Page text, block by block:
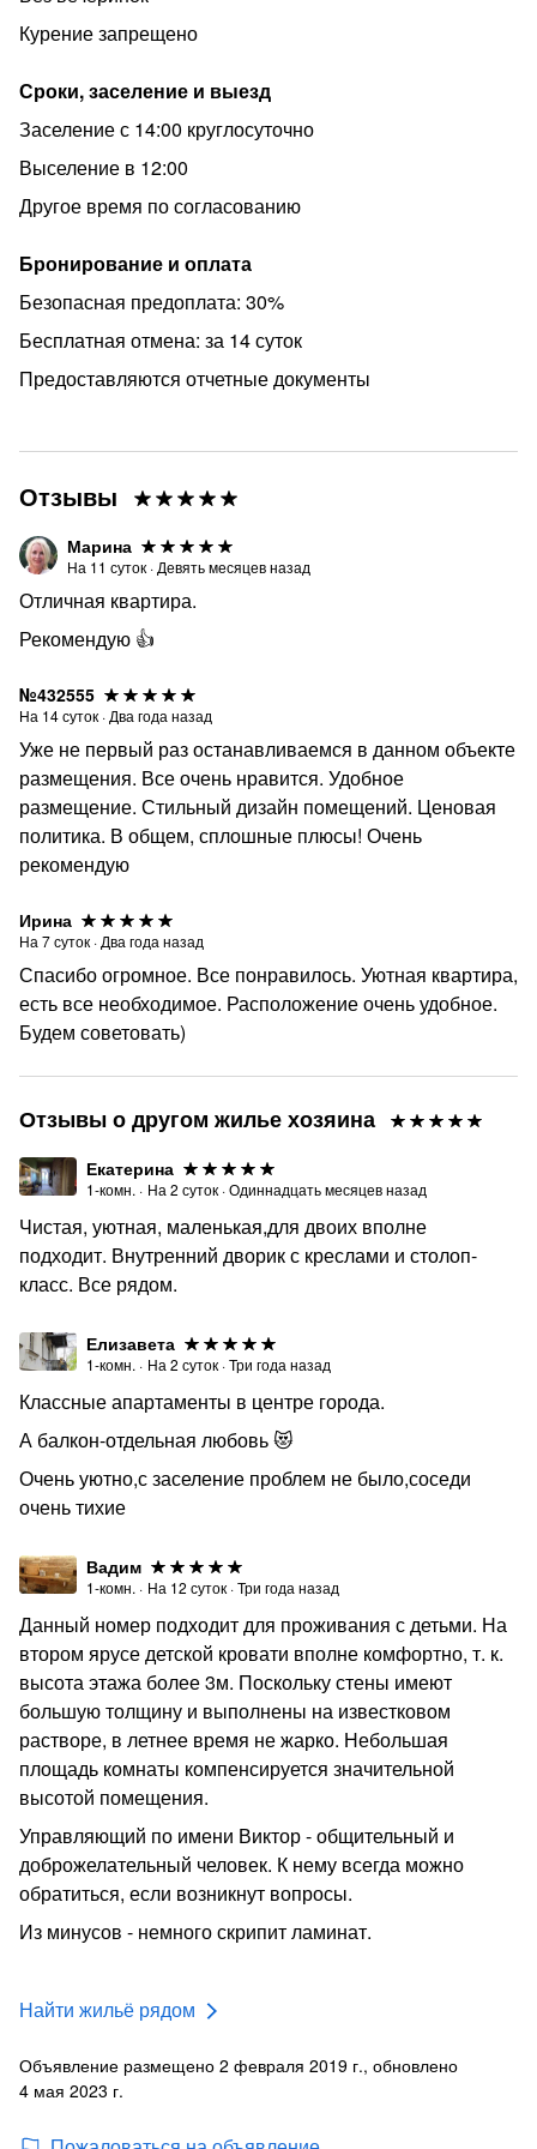
Курение запрещено
Сроки, заселение и выезд
Заселение с 14:00 круглосуточно
Выселение в 12:00
Другое время по согласованию
Бронирование и оплата
Безопасная предоплата: 30%
Бесплатная отмена: за 14 суток
Предоставляются отчетные документы
Отзывы
Марина
На 11 суток · Девять месяцев назад
Отличная квартира.
Рекомендую 👍
№432555
На 14суток · Два года назад
Уже не первый раз останавливаемся в данном объекте
размещения. Все очень нравится. Удобное
размещение. Стильный дизайн помещений. Ценовая
политика. В общем, сплошные плюсы! Очень
рекомендую
Ирина
На 7суток · Два года назад
Спасибо огромное. Все понравилось. Уютная квартира,
есть все необходимое. Расположение очень удобное.
Будем советовать)
Отзывы о другом жилье хозяина
Екатерина
1-комн. · На 2 суток ·Одиннадцать месяцев назад
Чистая, уютная, маленькая,для двоих вполне
подходит. Внутренний дворик с креслами и столоп-
класс. Все рядом.
Елизавета
1-комн. · На 2 суток ·Три года назад
Классные апартаменты в центре города.
А балкон-отдельная любовь 😻
Очень уютно,с заселение проблем не было,соседи
очень тихие
Вадим
1-комн. · На 12 суток ·Три года назад
Данный номер подходит для проживания с детьми. На
втором ярусе детской кровати вполне комфортно, т. к.
высота этажа более 3м. Поскольку стены имеют
большую толщину и выполнены на известковом
растворе, в летнее время не жарко. Небольшая
площадь комнаты компенсируется значительной
высотой помещения.
Управляющий по имени Виктор - общительный и
доброжелательный человек. К нему всегда можно
обратиться, если возникнут вопросы.
Из минусов - немного скрипит ламинат.
Найти жильё рядом
Объявление размещено 2 февраля 2019 г., обновлено
4 мая 2023 г.